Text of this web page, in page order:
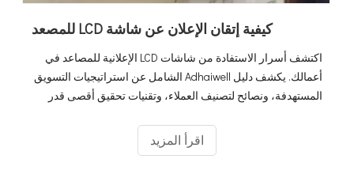
كيفية إتقان الإعلان عن شاشة LCD للمصعد
اكتشف أسرار الاستفادة من شاشات LCD الإعلانية للمصاعد في
أعمالك. يكشف دليل Adhaiwell الشامل عن استراتيجيات التسويق
المستهدفة، ونصائح لتصنيف العملاء، وتقنيات تحقيق أقصى قدر
اقرأ المزيد